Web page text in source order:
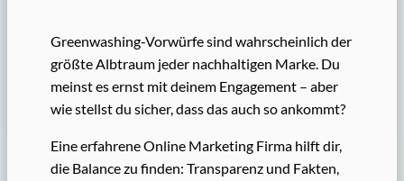
Greenwashing-Vorwürfe sind wahrscheinlich der
größte Albtraum jeder nachhaltigen Marke. Du
meinst es ernst mit deinem Engagement – aber
wie stellst du sicher, dass das auch so ankommt?
Eine erfahrene Online Marketing Firma hilft dir,
die Balance zu finden: Transparenz und Fakten,